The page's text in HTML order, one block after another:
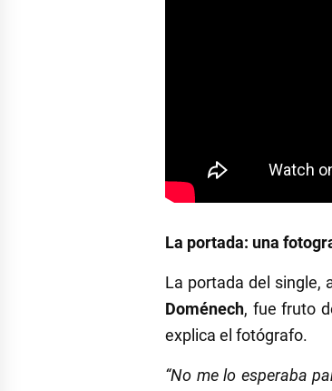
La portada: una
La portada del single,
Doménech, fue fruto
explica el fotógrafo.
“No me lo esperaba